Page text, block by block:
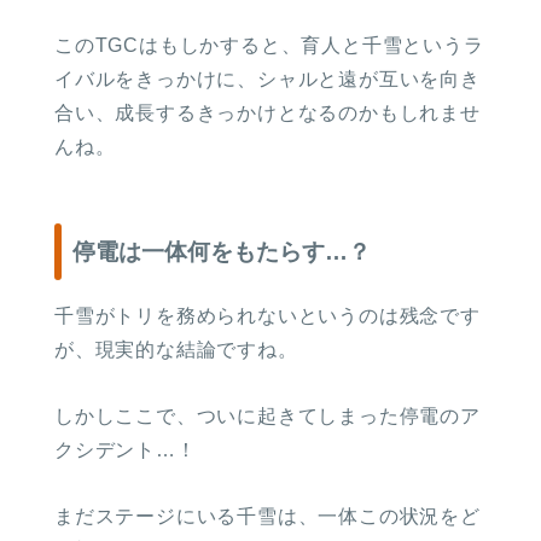
このTGCはもしかすると、育人と千雪というラ
イバルをきっかけに、シャルと遠が互いを向き
合い、成長するきっかけとなるのかもしれませ
んね。
停電は一体何をもたらす…？
千雪がトリを務められないというのは残念です
が、現実的な結論ですね。
しかしここで、ついに起きてしまった停電のア
クシデント…！
まだステージにいる千雪は、一体この状況をど